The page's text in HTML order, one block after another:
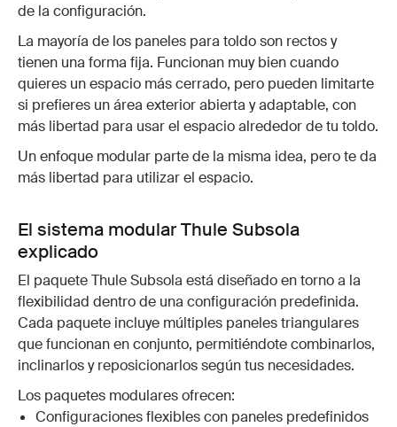
de la configuración.
La mayoría de los paneles para toldo son rectos y
tienen una forma fija. Funcionan muy bien cuando
quieres un espacio más cerrado, pero pueden limitarte
si prefieres un área exterior abierta y adaptable, con
más libertad para usar el espacio alrededor de tu toldo.
Un enfoque modular parte de la misma idea, pero te da
más libertad para utilizar el espacio.
El sistema modular Thule Subsola
explicado
El paquete Thule Subsola está diseñado en torno a la
flexibilidad dentro de una configuración predefinida.
Cada paquete incluye múltiples paneles triangulares
que funcionan en conjunto, permitiéndote combinarlos,
inclinarlos y reposicionarlos según tus necesidades.
Los paquetes modulares ofrecen:
Configuraciones flexibles con paneles predefinidos